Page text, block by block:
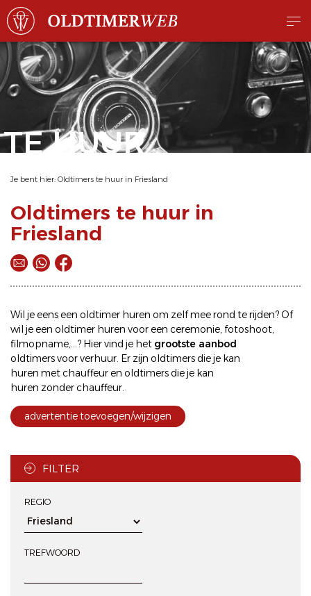
TE HUUR
Je bent hier: Oldtimers te huur in Friesland
Oldtimers te huur in
Friesland
Wil je eens een oldtimer huren om zelf mee rond te rijden? Of
wil je een oldtimer huren voor een ceremonie, fotoshoot,
filmopname,...? Hier vind je het grootste aanbod
oldtimers voor verhuur. Er zijn oldtimers die je kan
huren met chauffeur en oldtimers die je kan
huren zonder chauffeur.
advertentie toevoegen/wijzigen
FILTER
REGIO
TREFWOORD